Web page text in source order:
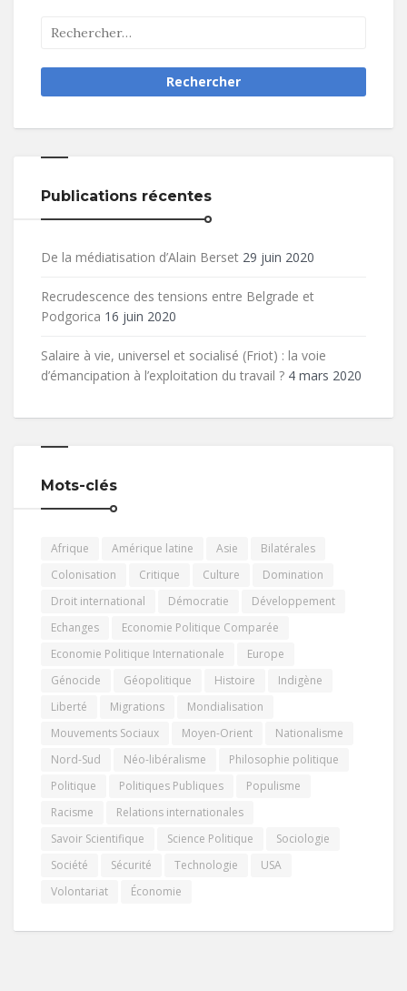
Publications récentes
De la médiatisation d’Alain Berset 29 juin 2020
Recrudescence des tensions entre Belgrade et
Podgorica 16 juin 2020
Salaire à vie, universel et socialisé (Friot) : la voie
d’émancipation à l’exploitation du travail ? 4 mars 2020
Mots-clés
Afrique Amérique latine Asie
Bilatérales
Colonisation
Critique Culture
Domination
Droit international
Démocratie
Développement
Echanges
Economie Politique Comparée
Economie Politique Internationale
Europe
Génocide
Géopolitique Histoire
Indigène
Liberté
Migrations
Mondialisation
Mouvements Sociaux
Moyen-Orient
Nationalisme
Nord-Sud
Néo-libéralisme
Philosophie politique
Politique
Politiques Publiques
Populisme
Racisme
Relations internationales
Savoir Scientifique
Science Politique
Sociologie
Société
Sécurité Technologie
USA
Volontariat
Économie